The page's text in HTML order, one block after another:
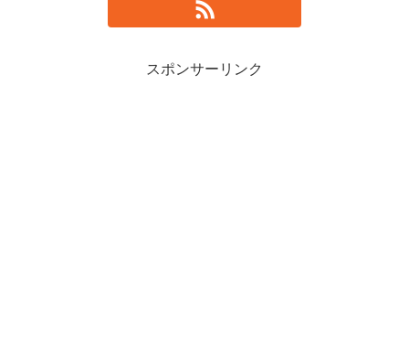
スポンサーリンク